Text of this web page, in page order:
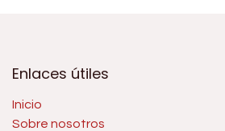
Enlaces útiles
Inicio
Sobre nosotros